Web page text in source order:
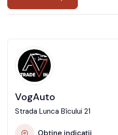
VogAuto
Strada Lunca Bîcului 21